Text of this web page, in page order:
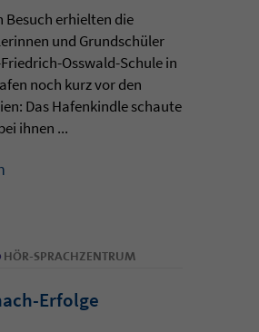
Besuch erhielten die
und Grundschüler
Osswald-Schule in
noch kurz vor den
Das Hafenkindle schaute
ihnen ...
HÖR-SPRACHZENTRUM
Erfolge